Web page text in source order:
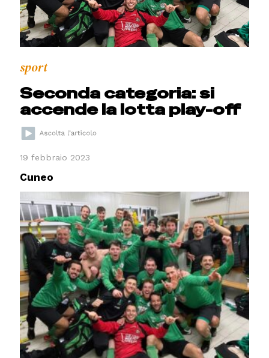
sport
Seconda categoria: si
accende la lotta play-off
19 febbraio 2023
Cuneo